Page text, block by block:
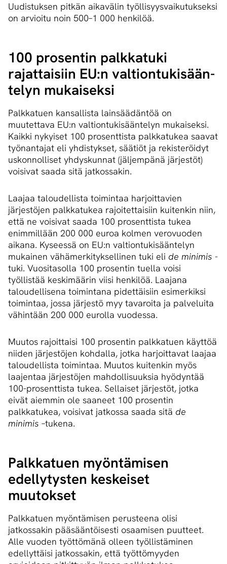
Uudistuksen pitkän aikavälin työllisyysvaikutukseksi
on arvioitu noin 500–1 000 henkilöä.
100 prosentin palkkatuki
rajattaisiin EU:n val­tion­tu­ki­sään­
te­lyn mukaiseksi
Palkkatuen kansallista lainsäädäntöä on
muutettava EU:n valtiontukisääntelyn mukaiseksi.
Kaikki nykyiset 100 prosenttista palkkatukea saavat
työnantajat eli yhdistykset, säätiöt ja rekisteröidyt
uskonnolliset yhdyskunnat (jäljempänä järjestöt)
voisivat saada sitä jatkossakin.
Laajaa taloudellista toimintaa harjoittavien
järjestöjen palkkatukea rajoitettaisiin kuitenkin niin,
että ne voisivat saada 100 prosenttista tukea
enimmillään 200 000 euroa kolmen verovuoden
aikana. Kyseessä on EU:n valtiontukisääntelyn
mukainen vähämerkityksellinen tuki eli de minimis -
tuki. Vuositasolla 100 prosentin tuella voisi
työllistää keskimäärin viisi henkilöä. Laajana
taloudellisena toimintana pidettäisiin esimerkiksi
toimintaa, jossa järjestö myy tavaroita ja palveluita
vähintään 200 000 eurolla vuodessa.
Muutos rajoittaisi 100 prosentin palkkatuen käyttöä
niiden järjestöjen kohdalla, jotka harjoittavat laajaa
taloudellista toimintaa. Muutos kuitenkin myös
laajentaa järjestöjen mahdollisuuksia hyödyntää
100-prosenttista tukea. Sellaiset järjestöt, jotka
eivät aiemmin ole saaneet 100 prosentin
palkkatukea, voisivat jatkossa saada sitä de
minimis –tukena.
Palkkatuen myöntämisen
edellytysten keskeiset
muutokset
Palkkatuen myöntämisen perusteena olisi
jatkossakin pääsääntöisesti osaamisen puutteet.
Alle vuoden työttömänä olleen työllistäminen
edellyttäisi jatkossakin, että työttömyyden